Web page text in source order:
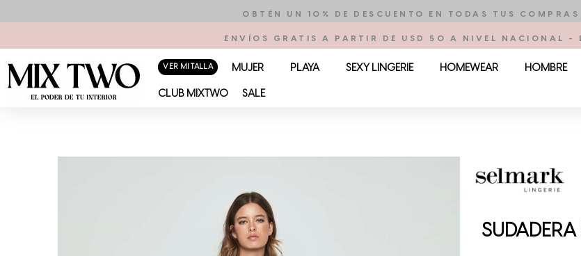
contenido
OBTÉN UN 10% DE DESCUENTO EN TODAS TUS COMPRAS
ENVÍOS GRATIS A PARTIR DE USD 50 A NIVEL NACIONAL -
VER MI TALLA MUJER PLAYA SEXY LINGERIE HOMEWEAR HOMBRE
CLUB MIXTWO SALE